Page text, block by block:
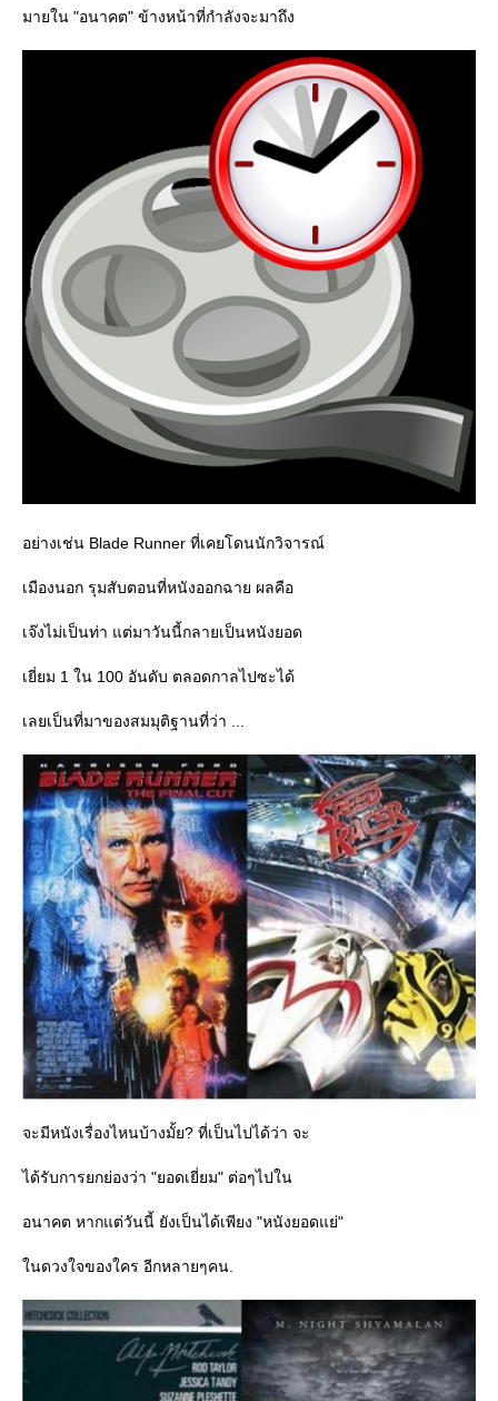
มายใน "อนาคต" ข้างหน้าที่กำลังจะมาถึง
อย่างเช่น Blade Runner ที่เคยโดนนักวิจารณ์
เมืองนอก รุมสับตอนที่หนังออกฉาย ผลคือ
เจ๊งไม่เป็นท่า แต่มาวันนี้กลายเป็นหนังยอด
เยี่ยม 1 ใน 100 อันดับ ตลอดกาลไปซะได้
เลยเป็นที่มาของสมมุติฐานที่ว่า ...
จะมีหนังเรื่องไหนบ้างมั้ย? ที่เป็นไปได้ว่า จะ
ได้รับการยกย่องว่า "ยอดเยี่ยม" ต่อๆไปใน
อนาคต หากแต่วันนี้ ยังเป็นได้เพียง "หนังยอดแย่"
นดวงใจของใคร อีกหลายๆคน.